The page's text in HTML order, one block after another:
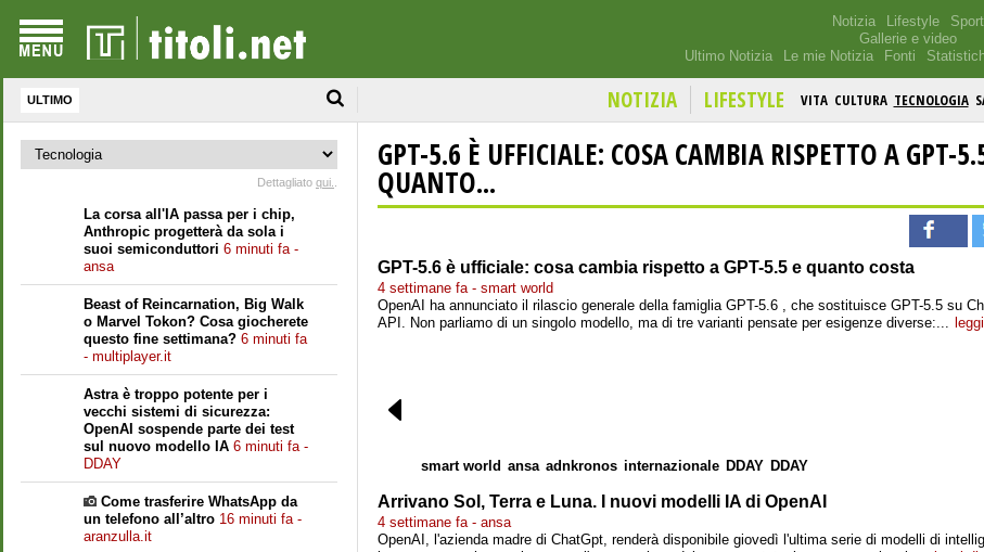
Notizia Lifestyle
Sport
Gallerie e video
Ultimo Notizia
Le mie Notizia Fonti
ULTIMO NOTIZIA LIFESTYLE VITA CULTURA TECNOLOGIA
Dettagliato qui.
La corsa all'IA passa per i chip,
Anthropic progetterà da sola i
suoi semiconduttori 6 minuti fa -
ansa
Beast of Reincarnation, Big Walk
o Marvel Tokon? Cosa giocherete
questo fine settimana? 6 minuti fa
- multiplayer.it
Astra è troppo potente per i
vecchi sistemi di sicurezza:
OpenAI sospende parte dei test
sul nuovo modello IA 6 minuti fa -
DDAY
Come trasferire WhatsApp da
un telefono all’altro 16 minuti fa -
aranzulla.it
GPT-5.6 È UFFICIALE: COSA CAMBIA RISPETTO A GPT-
QUANTO...
GPT-5.6 è ufficiale: cosa cambia rispetto a GPT-5.5 e quanto costa
4 settimane fa - smart world
OpenAI ha annunciato il rilascio generale della famiglia GPT-5.6 , che sostituisce GPT-5.5 su
API. Non parliamo di un singolo modello, ma di tre varianti pensate per esigenze diverse:...
smart world ansa adnkronos internazionale DDAY DDAY
Arrivano Sol, Terra e Luna. I nuovi modelli IA di OpenAI
4 settimane fa - ansa
OpenAI, l'azienda madre di ChatGpt, renderà disponibile giovedì l'ultima serie di modelli di